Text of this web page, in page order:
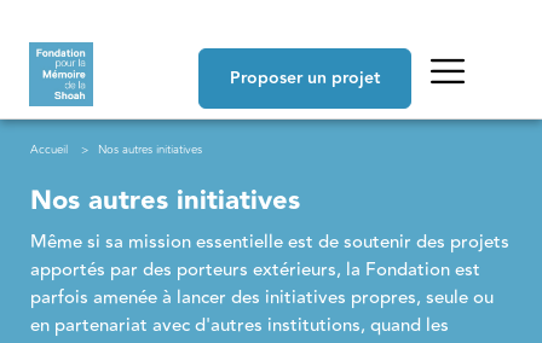
Proposer un projet
Fil d'Ariane
Accueil Nos autres initiatives
Nos autres initiatives
Même si sa mission essentielle est de soutenir des projets
apportés par des porteurs extérieurs, la Fondation est
parfois amenée à lancer des initiatives propres, seule ou
en partenariat avec d'autres institutions, quand les